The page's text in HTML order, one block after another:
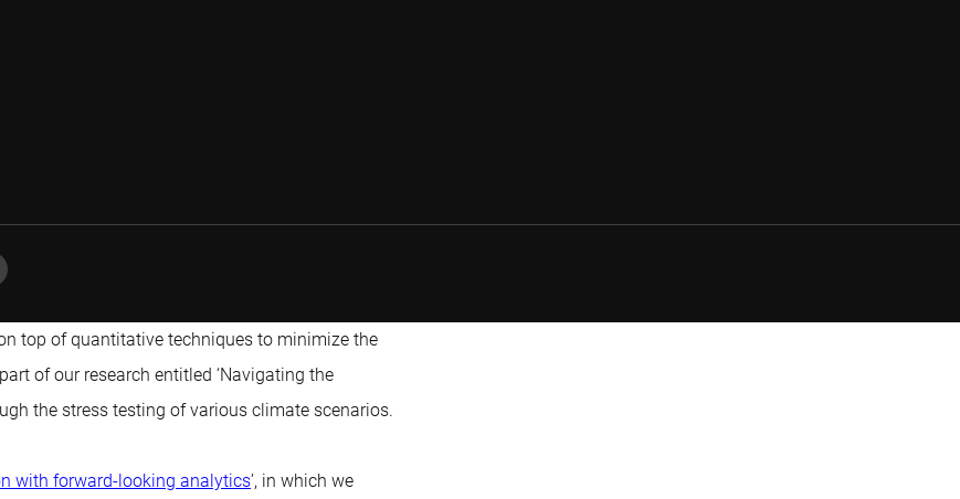
top of quantitative techniques to minimize the
of our research entitled ‘Navigating the
the stress testing of various climate scenarios.
with forward-looking analytics’, in which we